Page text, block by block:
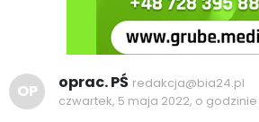
OP oprac. PŚ redakcja@bia24.pl
czwartek, 5 maja 2022, o godzinie